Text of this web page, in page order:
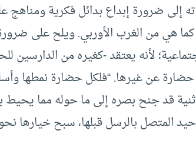
إلى ضرورة إبداع بدائل فكرية ومناهج
كما هي من الغرب الأوربي. ويلح على
لأنه يعتقد -كغيره من الدارسين
عن غيرها. “فلكل حضارة نمطها
قد جنح بصره إلى ما حوله مما يحيط
المتصل بالرسل قبلها، سبح خيارها